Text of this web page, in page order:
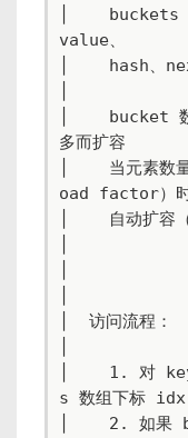
│    buckets
value、
│    hash、
│    bucket 数
多而扩容      │
│    当元素数
oad factor）
│    自动扩容
│  访问流程：
│    1. 对 key
s 数组下标 idx
│    2. 如果